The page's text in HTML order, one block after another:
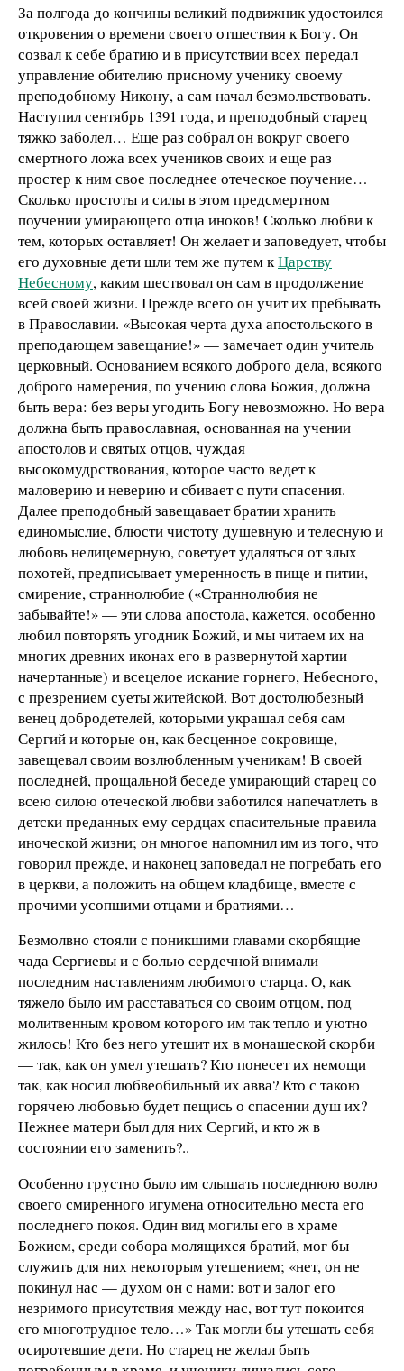
За полгода до кончины великий подвижник удостоился
откровения о времени своего отшествия к Богу. Он
созвал к себе братию и в присутствии всех передал
управление обителию присному ученику своему
преподобному Никону, а сам начал безмолвствовать.
Наступил сентябрь 1391 года, и преподобный старец
тяжко заболел… Еще раз собрал он вокруг своего
смертного ложа всех учеников своих и еще раз
простер к ним свое последнее отеческое поучение…
Сколько простоты и силы в этом предсмертном
поучении умирающего отца иноков! Сколько любви к
тем, которых оставляет! Он желает и заповедует, чтобы
его духовные дети шли тем же путем кЦарству
Небесному, каким шествовал он сам в продолжение
всей своей жизни. Прежде всего он учит их пребывать
в Православии. «Высокая черта духа апостольского в
преподающем завещание!» — замечает один учитель
церковный. Основанием всякого доброго дела, всякого
доброго намерения, по учению слова Божия, должна
быть вера: без веры угодить Богу невозможно. Но вера
должна быть православная, основанная на учении
апостолов и святых отцов, чуждая
высокомудрствования, которое часто ведет к
маловерию и неверию и сбивает с пути спасения.
Далее преподобный завещавает братии хранить
единомыслие, блюсти чистоту душевную и телесную и
любовь нелицемерную, советует удаляться от злых
похотей, предписывает умеренность в пище и питии,
смирение, страннолюбие («Страннолюбия не
забывайте!» — эти слова апостола, кажется, особенно
любил повторять угодник Божий, и мы читаем их на
многих древних иконах его в развернутой хартии
начертанные) и всецелое искание горнего, Небесного,
с презрением суеты житейской. Вот достолюбезный
венец добродетелей, которыми украшал себя сам
Сергий и которые он, как бесценное сокровище,
завещевал своим возлюбленным ученикам! В своей
последней, прощальной беседе умирающий старец со
всею силою отеческой любви заботился напечатлеть в
детски преданных ему сердцах спасительные правила
иноческой жизни; он многое напомнил им из того, что
говорил прежде, и наконец заповедал не погребать его
в церкви, а положить на общем кладбище, вместе с
прочими усопшими отцами и братиями…
Безмолвно стояли с поникшими главами скорбящие
чада Сергиевы и с болью сердечной внимали
последним наставлениям любимого старца. О, как
тяжело было им расставаться со своим отцом, под
молитвенным кровом которого им так тепло и уютно
жилось! Кто без него утешит их в монашеской скорби
— так, как он умел утешать? Кто понесет их немощи
так, как носил любвеобильный их авва? Кто с такою
горячею любовью будет пещись о спасении душ их?
Нежнее матери был для них Сергий, и кто ж в
состоянии его заменить?..
Особенно грустно было им слышать последнюю волю
своего смиренного игумена относительно места его
последнего покоя. Один вид могилы его в храме
Божием, среди собора молящихся братий, мог бы
служить для них некоторым утешением; «нет, он не
покинул нас — духом он с нами: вот и залог его
незримого присутствия между нас, вот тут покоится
его многотрудное тело…» Так могли бы утешать себя
осиротевшие дети. Но старец не желал быть